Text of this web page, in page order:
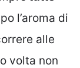
l’aroma di
alle
volta non